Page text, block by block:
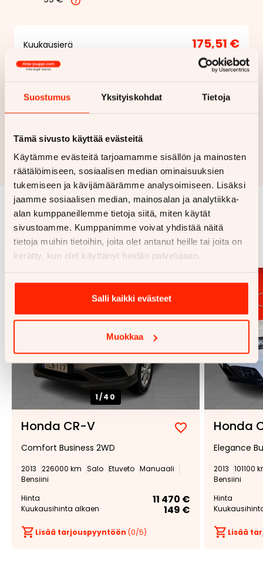
Suostumus Yksityiskohdat Tietoja
Tämä sivusto käyttää evästeitä
Käytämme evästeitä tarjoamamme sisällön ja mainosten
räätälöimiseen, sosiaalisen median ominaisuuksien
tukemiseen ja kävijämäärämme analysoimiseen. Lisäksi
jaamme sosiaalisen median, mainosalan ja analytiikka-
alan kumppaneillemme tietoja siitä, miten käytät
sivustoamme. Kumppanimme voivat yhdistää näitä
tietoja muihin tietoihin, joita olet antanut heille tai joita on
kerätty, kun olet käyttänyt heidän palvelujaan.
Salli kaikki evästeet
Muokkaa
Kuukausierä 175,51 €
Näytähintaerittely
Haluan myös tarjouksen vakuutuksesta
Hae rahoitustarjous
Rahoituslaskelma on suuntaa antava ja edellyttää hyväksytyn
luottopäätöksen ja kaskovakuutuksen.
Samankaltaisia ajoneuvoja
Katso kaikki
1/40
Honda CR-V
Lisää
suosikiksi
Poista
suosikeista
Comfort Business 2WD
2013 226000 km Salo Etuveto Manuaali
Bensiini
Hinta
11 470 €
Kuukausihinta alkaen 149 €
Lisää tarjouspyyntöön (0/5)
Honda
Elegance
2013 101100
Bensiini
Hinta
Lisää